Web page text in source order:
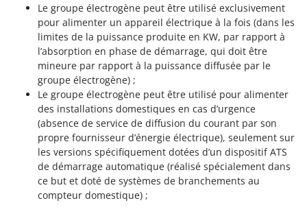
Le groupe électrogène peut être utilisé exclusivement
pour alimenter un appareil électrique à la fois (dans les
limites de la puissance produite en KW, par rapport à
l’absorption en phase de démarrage, qui doit être
mineure par rapport à la puissance diffusée par le
groupe électrogène) ;
Le groupe électrogène peut être utilisé pour alimenter
des installations domestiques en cas d’urgence
(absence de service de diffusion du courant par son
propre fournisseur d’énergie électrique), seulement sur
les versions spécifiquement dotées d’un dispositif ATS
de démarrage automatique (réalisé spécialement dans
ce but et doté de systèmes de branchements au
compteur domestique) ;